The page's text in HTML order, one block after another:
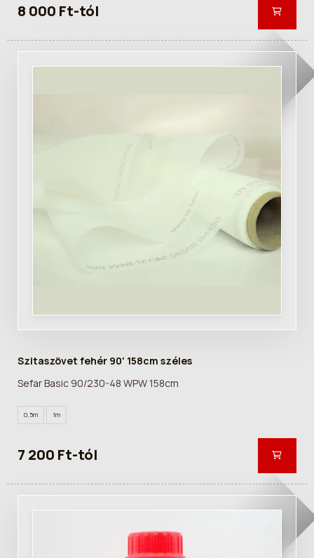
8 000 Ft-tól
Szitaszövet fehér 90' 158cm széles
Sefar Basic 90/230-48 WPW 158cm
0,5m 1m
7 200 Ft-tól